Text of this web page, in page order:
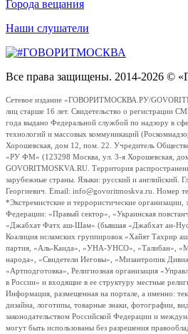
Города вещания
Наши слушатели
Все права защищены. 2014-2026 ©
Сетевое издание «ГОВОРИТМОСКВА.РУ/
лиц старше 16 лет. Свидетельство о регистрации
года выдано Федеральной службой по надзору в
технологий и массовых коммуникаций
Хорошевская, дом 12, пом. 22. Учредитель
«РУ ФМ» (123298 Москва, ул. 3-я Хорошевская,
GOVORITMOSKVA.RU. Территория
зарубежные страны. Языки: русский и английский.
Георгиевич. Email: info@govoritmoskva.ru. Номер
*Экстремистские и террористические организации,
Федерации: «Правый сектор», «Украинская
«Джабхат Фатх аш-Шам» (бывшая «Джабхат ан-
Коалиция исламских группировок «Хайят Тахрир
партия, «Аль-Каида», «УНА-УНСО», «Талибан»,
народа», «Свидетели Иеговы», «Мизантропик
«Артподготовка», Религиозная организация
в России» и входящие в ее структуру местные
Информация, размещенная на портале, а именно:
дизайна, логотипы, товарные знаки, фотографии,
законодательством Российской Федерации и
могут быть использованы без разрешения